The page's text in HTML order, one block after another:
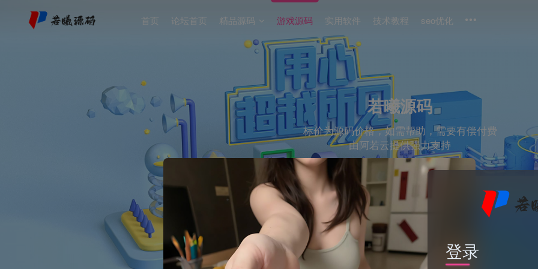
首页 论坛首页 精品源码 游戏源码 实用软件 技术教程 seo优化
若曦源码
标价为源码价格，如需帮助，需要有偿付费
由阿若云提供强力支持
开启精彩搜索
2025 易支付 '"() 回调
登录